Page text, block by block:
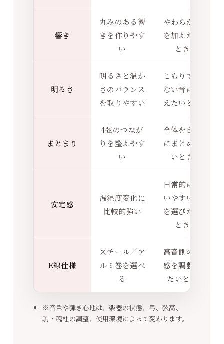
響き
丸みのある響
きを作りやす
い
やわらかさ
を加えたい
とき
明るさ
明るさと温か
さのバランス
を取りやすい
こもりすぎ
ない音に整
えたいとき
まとまり
4弦のつなが
りを整えやす
い
全体を自然
にまとめた
いとき
安定感
温湿度変化に
比較的強い
日常的に扱
いやすい弦
を選びたい
とき
E線仕様
スチール／ア
ルミ巻を選べ
る
高音側の質
感を調整し
たいとき
※音色や弾き心地は、楽器の状態、弓、弦高、
駒・魂柱の調整、使用環境によって変わります。